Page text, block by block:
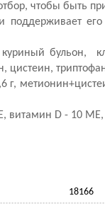
чтобы быть
поддерживает
бульон,
цистеин,
витамин D - 10
18166